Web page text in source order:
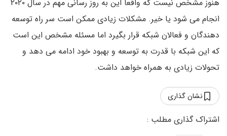
هنوز مشخص نیست که واقعا این به روز رسانی مهم در سال ۲۰۲۰
انجام می شود یا خیر. مشکلات زیادی ممکن است سر راه توسعه
دهندگان و فعالان شبکه قرار بگیرد اما مسئله مشخص این است
که این شبکه با قدرت به توسعه و بهبود خود ادامه می دهد و
تحولات زیادی به همراه خواهد داشت.
نشان گذاری